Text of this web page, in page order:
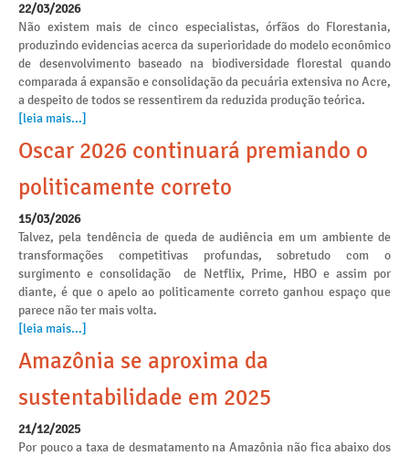
22/03/2026
Não existem mais de cinco especialistas, órfãos do Florestania,
produzindo evidencias acerca da superioridade do modelo econômico
de desenvolvimento baseado na biodiversidade florestal quando
comparada á expansão e consolidação da pecuária extensiva no Acre,
a despeito de todos se ressentirem da reduzida produção teórica.
[leia mais...]
Oscar 2026 continuará premiando o
politicamente correto
15/03/2026
Talvez, pela tendência de queda de audiência em um ambiente de
transformações competitivas profundas, sobretudo com o
surgimento e consolidação de Netflix, Prime, HBO e assim por
diante, é que o apelo ao politicamente correto ganhou espaço que
parece não ter mais volta.
[leia mais...]
Amazônia se aproxima da
sustentabilidade em 2025
21/12/2025
Por pouco a taxa de desmatamento na Amazônia não fica abaixo dos